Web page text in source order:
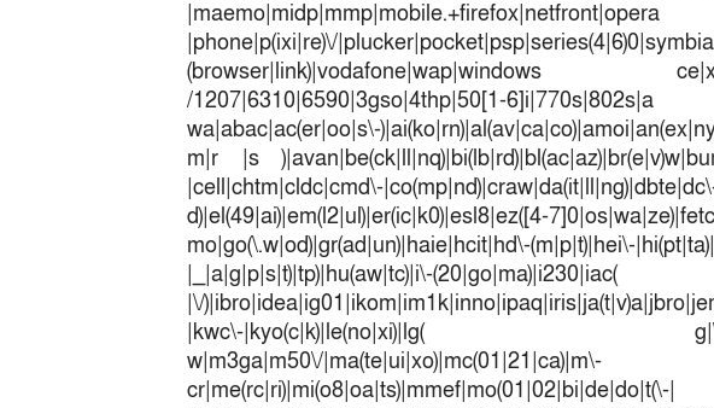
|phone|p(ixi|re)\/
(browser|link)|vodafone|wap|windows
/1207|6310|6590|3gso|4thp|50[1-6]i|770s|802s|a
wa|abac|ac(er|oo|s\-
m|r |s
|cell|chtm|cldc|cmd\-
d)|el(49|ai)|em(l2|ul)|er(ic|k0)|esl8|ez([4-
mo|go(\.w|od)|gr(ad|un)|haie|hcit|hd\-
|_|a|g|p|s|t)|tp)|hu(aw|tc)|i\-
|\/
|kwc\-|kyo(c|k)|le(no|xi)|lg( g|\/
w|m3ga|m50\/|ma(te|ui|xo)|mc(01|21|ca)|m\-